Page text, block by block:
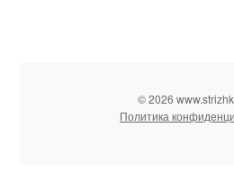
© 2026
Политика